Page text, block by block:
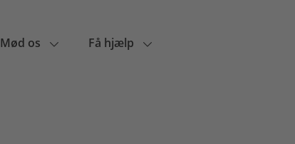
Mød os Få hjælp